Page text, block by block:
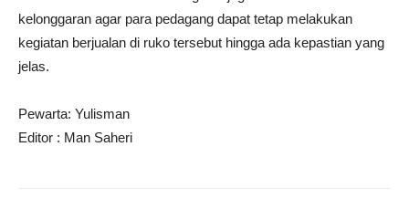
kelonggaran agar para pedagang dapat tetap melakukan
kegiatan berjualan di ruko tersebut hingga ada kepastian yang
jelas.
Pewarta: Yulisman
Editor : Man Saheri